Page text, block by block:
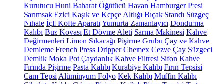
Kurutucu Huni Baharat Öğütücü Havan Hamburger Presi
Sarımsak Ezici Kaşık ve Kepçe Altlığı Bıçak Standı Süzgeç
Nihale İçli Köfte Aparatı Yumurta Zamanlayıcı Dondurma
Kalıbı Buz Kovası Et Dövme Aleti Sarma Makinesi Kahve
Değirmenleri Limon Sıkacağı Pişirme Grubu Çay ve Kahve
Demleme French Press Dripper Chemex Cezve Çay Süzgeci
Demlik Moka Pot Çaydanlık Kahve Filtresi Sifon Kahve
Fırında Pişirme Pasta Kalıbı Kurabiye Kalıbı Fırın Tepsisi
Cam Tepsi Alüminyum Folyo Kek Kalıbı Muffin Kalıbı